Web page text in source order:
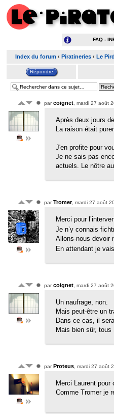
FAQ -
Index du forum ‹ Piratineries ‹ Le
parcoignet , mardi 27 août
Après deux jours
La raison était
J'en profite pour
Je ne sais pas
actuels. Le nôtre
parTromer, mardi 27 août
Merci pour
Je n’y connais
Allons-nous devoir
En attendant je
parcoignet , mardi 27 août
Un naufrage, non.
Mais peut-être un
Dans ce cas, il
Mais bien sûr,
parProteus , mardi 27 août
Merci Laurent
Comme Tromer je